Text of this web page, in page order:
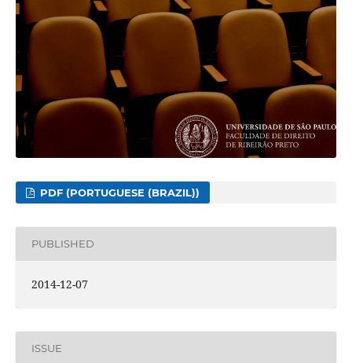
PDF (PORTUGUESE (BRAZIL))
PUBLISHED
2014-12-07
ISSUE